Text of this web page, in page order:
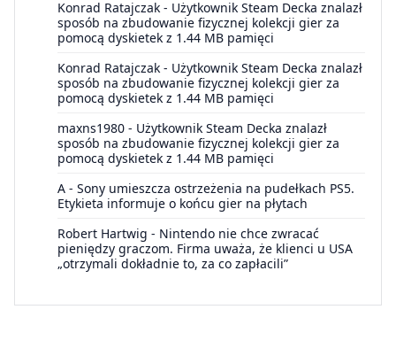
Konrad Ratajczak - Użytkownik Steam Decka znalazł
sposób na zbudowanie fizycznej kolekcji gier za
pomocą dyskietek z 1.44 MB pamięci
Konrad Ratajczak - Użytkownik Steam Decka znalazł
sposób na zbudowanie fizycznej kolekcji gier za
pomocą dyskietek z 1.44 MB pamięci
maxns1980 - Użytkownik Steam Decka znalazł
sposób na zbudowanie fizycznej kolekcji gier za
pomocą dyskietek z 1.44 MB pamięci
A - Sony umieszcza ostrzeżenia na pudełkach PS5.
Etykieta informuje o końcu gier na płytach
Robert Hartwig - Nintendo nie chce zwracać
pieniędzy graczom. Firma uważa, że klienci u USA
„otrzymali dokładnie to, za co zapłacili”